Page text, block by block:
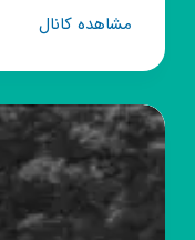
مشاهده کانالکانال
👑
🖤
black
car
🖤
👑